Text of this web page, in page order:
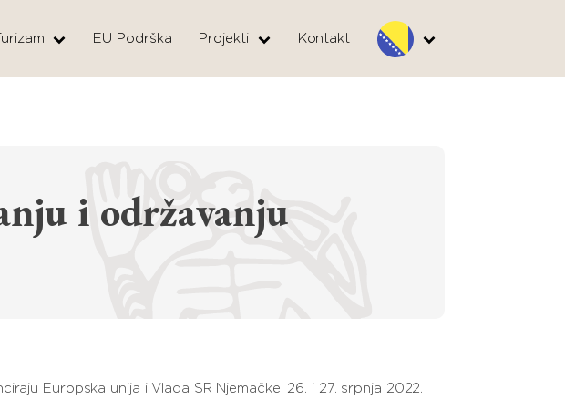
EU Podrška Projekti Kontakt
i održavanju
Europska unija i Vlada SR Njemačke, 26. i 27. srpnja 2022.